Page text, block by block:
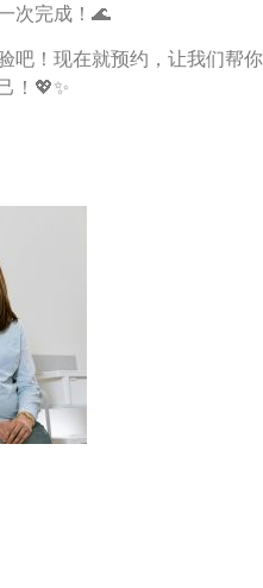
次完成！🌊
吧！现在就预约，让我们帮你
！💖✨